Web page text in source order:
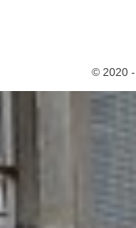
© 2020